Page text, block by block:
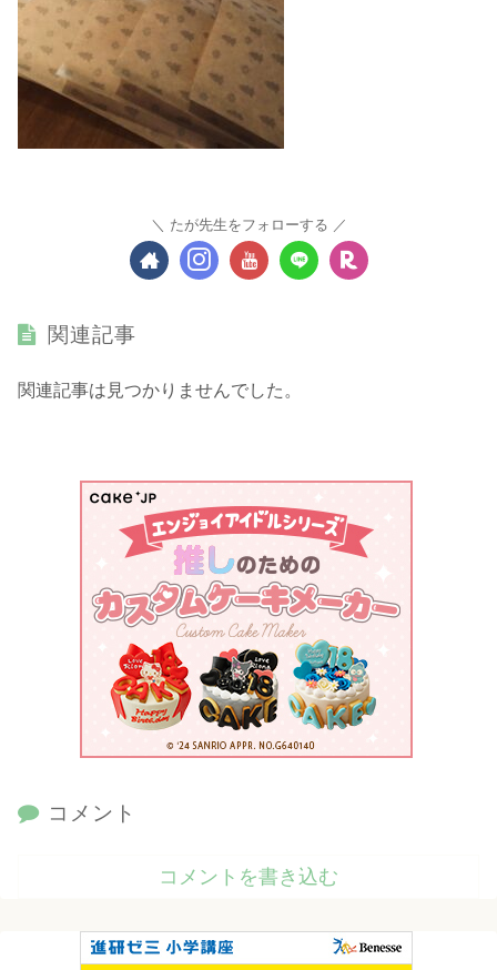
たが先生をフォローする
関連記事
関連記事は見つかりませんでした。
コメント
コメントを書き込む